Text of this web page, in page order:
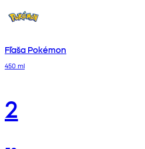
Fľaša Pokémon
450 ml
2